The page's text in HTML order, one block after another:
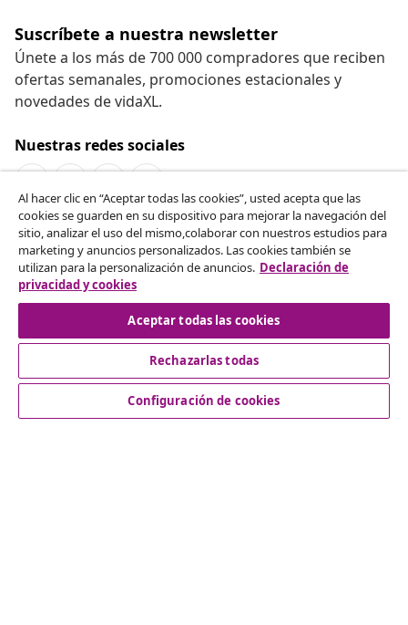
Suscríbete a nuestra newsletter
Únete a los más de 700 000 compradores que reciben
ofertas semanales, promociones estacionales y
novedades de vidaXL.
Nuestras redes sociales
Desistir del contrato
Solicita la cancelación de tu pedido.
Desistir del contrato
Servicio al Cliente
Al hacer clic en “Aceptar todas las cookies”, usted acepta que las
cookies se guarden en su dispositivo para mejorar la navegación del
sitio, analizar el uso del mismo,colaborar con nuestros estudios para
marketing y anuncios personalizados. Las cookies también se
utilizan para la personalización de anuncios. Declaración de
privacidad y cookies
Aceptar todas las cookies
Rechazarlas todas
Configuración de cookies